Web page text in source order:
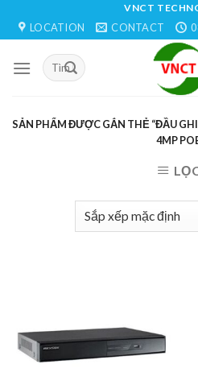
VNCT
LOCATION CONTACT
SẢN PHẨM ĐƯỢC GẮN THẺ “ĐẦU
4MP